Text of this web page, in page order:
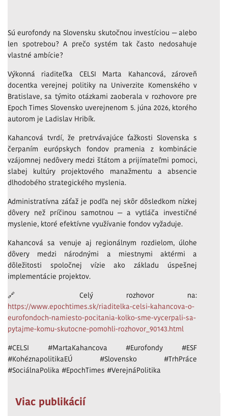
Sú eurofondy na Slovensku skutočnou investíciou — alebo
len spotrebou? A prečo systém tak často nedosahuje
vlastné ambície?
Výkonná riaditeľka CELSI Marta Kahancová, zároveň
docentka verejnej politiky na Univerzite Komenského v
Bratislave, sa týmito otázkami zaoberala v rozhovore pre
Epoch Times Slovensko uverejnenom 5. júna 2026, ktorého
autorom je Ladislav Hribík.
Kahancová tvrdí, že pretrvávajúce ťažkosti Slovenska s
čerpaním európskych fondov pramenia z kombinácie
vzájomnej nedôvery medzi štátom a prijímateľmi pomoci,
slabej kultúry projektového manažmentu a absencie
dlhodobého strategického myslenia.
Administratívna záťaž je podľa nej skôr dôsledkom nízkej
dôvery než príčinou samotnou — a vytláča investičné
myslenie, ktoré efektívne využívanie fondov vyžaduje.
Kahancová sa venuje aj regionálnym rozdielom, úlohe
dôvery medzi národnými a miestnymi aktérmi a
dôležitosti spoločnej vízie ako základu úspešnej
implementácie projektov.
🔗 Celý rozhovor na:
https://www.epochtimes.sk/riaditelka-celsi-kahancova-o-
eurofondoch-namiesto-pocitania-kolko-sme-vycerpali-sa-
pytajme-komu-skutocne-pomohli-rozhovor_90143.html
#CELSI #MartaKahancova #Eurofondy #ESF
#KohéznapolitikaEÚ #Slovensko #TrhPráce
#SociálnaPolika #EpochTimes #VerejnáPolitika
Viac publikácií